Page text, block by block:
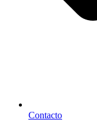
Contacto